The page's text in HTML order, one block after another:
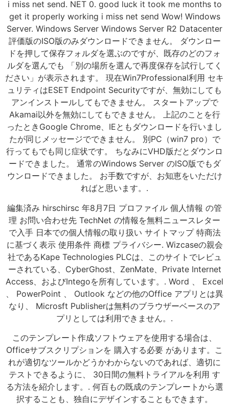
i miss net send. NET 0. good luck it took me months to
get it properly working i miss net send Wow! Windows
Server. Windows Server Windows Server R2 Datacenter
評価版のISO版のみダウンロードできません。 ダウンロー
ドを押して保存フォルダを選ぶのですが、既存のどのフォ
ルダを選んでも 「別の場所を選んで再度保存を試行してく
ださい」が表示されます。 現在Win7Professional利用 セキ
ュリティはESET Endpoint Securityですが、無効にしても
アンインストールしてもできません。 スタートアップで
Akamai以外を無効にしてもできません。 上記のことを行
ったときGoogle Chrome、IEともダウンロードを行いまし
たが同じメッセージでできません。 別PC（win7 pro）で
行ってもでも同じ症状です。 ちなみにVHD版だとダウンロ
ードできました。 通常のWindows Server のISO版でもダ
ウンロードできました。 お手数ですが、お知恵をいただけ
ればと思います。.
編集済み hirschirsc 年8月7日 プロファイル 個人情報 の管
理 お問い合わせ先 TechNet の情報を無料ニュースレター
で入手 日本での個人情報の取り扱い サイトマップ 特商法
に基づく表示 使用条件 商標 プライバシー. Wizcaseの親会
社であるKape Technologies PLCは、このサイトでレビュ
ーされている、CyberGhost、ZenMate、Private Internet
Access、およびIntegoを所有しています。. Word 、 Excel
、 PowerPoint 、 Outlook などの他のOffice アプリとは異
なり、 Microsft Publisherは無料のブラウザーベースのア
プリとしては利用できません。.
このテンプレート作成ソフトウェアを使用する場合は、
Officeサブスクリプションを 購入する必要 があります。こ
れが適切なツールかどうかわからないのであれば、適切に
テストできるように、 30日間の無料トライアルを利用 す
る方法を紹介します。. 何百もの既成のテンプレートから選
択することも、独自にデザインすることもできます。